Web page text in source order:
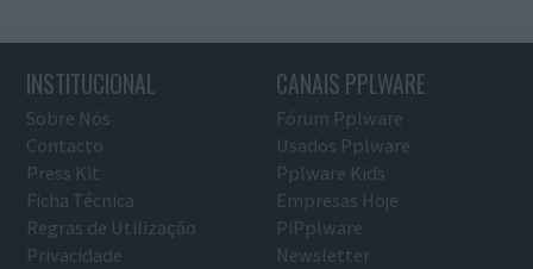
INSTITUCIONAL
Sobre Nós
Contacto
Press Kit
Ficha Técnica
Regras de Utilização
Privacidade
CANAIS PPLWARE
Fórum Pplware
Usados Pplware
Pplware Kids
Empresas Hoje
PiPplware
Newsletter